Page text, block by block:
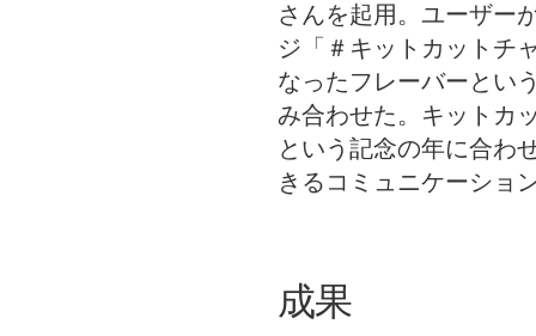
さんを起用。ユーザー
ジ「＃キットカットチ
なったフレーバーとい
み合わせた。キットカ
という記念の年に合わ
きるコミュニケーショ
成果